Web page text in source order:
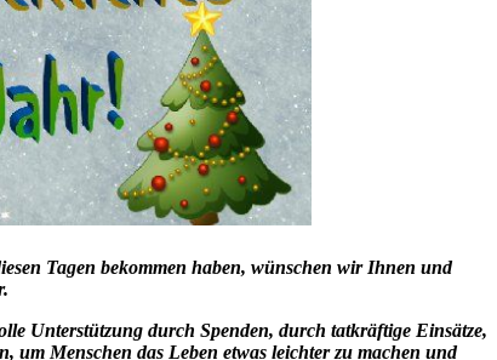
Tagen bekommen haben, wünschen wir Ihnen und
Unterstützung durch Spenden, durch tatkräftige Einsätze,
um Menschen das Leben etwas leichter zu machen und